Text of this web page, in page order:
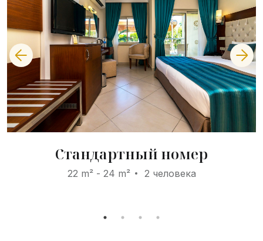
Стандартный номер
22 m² - 24 m² 2 человека